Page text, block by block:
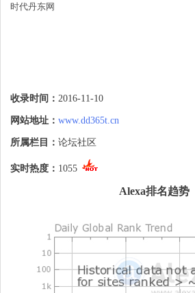
时代丹东网
收录时间： 2016-11-10
网站地址： www.dd365t.cn
所属栏目： 论坛社区
实时热度： 1055
Alexa排名趋势